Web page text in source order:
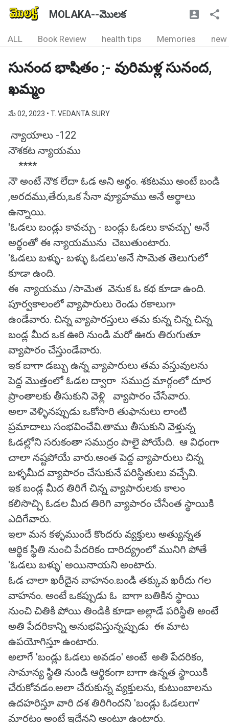
MOLAKA--మొలక
ALL Book Review health tips Memories new
సునంద భాషితం ;- వురిమళ్ల సునంద,
ఖమ్మం
మే 02, 2023 • T. VEDANTA SURY
న్యాయాలు -122
నౌశకట న్యాయము
****
నౌ అంటే నౌక లేదా ఓడ అని అర్థం. శకటము అంటే బండి
,అరదము,తేరు,ఒక సేనా వ్యూహము అనే అర్థాలు
ఉన్నాయి.
'ఓడలు బండ్లు కావచ్చు - బండ్లు ఓడలు కావచ్చు' అనే
అర్థంతో ఈ న్యాయమును చెబుతుంటారు.
'ఓడలు బళ్ళు- బళ్ళు ఓడలు'అనే సామెత తెలుగులో
కూడా ఉంది.
ఈ న్యాయము /సామెత వెనుక ఓ కథ కూడా ఉంది.
పూర్వకాలంలో వ్యాపారులు రెండు రకాలుగా
ఉండేవారు. చిన్న వ్యాపారస్తులు తమ కున్న చిన్న చిన్న
బండ్ల మీద ఒక ఊరి నుండి మరో ఊరు తిరుగుతూ
వ్యాపారం చేస్తుండేవారు.
ఇక బాగా డబ్బు ఉన్న వ్యాపారులు తమ వస్తువులను
పెద్ద మొత్తంలో ఓడల ద్వారా సముద్ర మార్గంలో దూర
ప్రాంతాలకు తీసుకుని వెళ్లి వ్యాపారం చేసేవారు.
అలా వెళ్ళినప్పుడు ఒకోసారి తుఫానులు లాంటి
ప్రమాదాలు సంభవించేవి.తాము తీసుకుని వెళ్తున్న
ఓడల్లోని సరుకంతా సముద్రం పాలై పోయేది. ఆ విధంగా
చాలా నష్టపోయే వారు.అంత పెద్ద వ్యాపారులు చిన్న
బళ్ళమీద వ్యాపారం చేసుకునే పరిస్థితులు వచ్చేవి.
ఇక బండ్ల మీద తిరిగే చిన్న వ్యాపారులకు కాలం
కలిసొచ్చి ఓడల మీద తిరిగి వ్యాపారం చేసేంత స్థాయికి
ఎదిగేవారు.
ఇలా మన కళ్ళముందే కొందరు వ్యక్తులు అత్యున్నత
ఆర్థిక స్థితి నుంచి పేదరికం దారిద్య్రంలో మునిగి పోతే
'ఓడలు బళ్ళు' అయినాయని అంటారు.
ఓడ చాలా ఖరీదైన వాహనం.బండి తక్కువ ఖరీదు గల
వాహనం. అంటే ఒకప్పుడు ఓ బాగా బతికిన స్థాయి
నుంచి చితికి పోయి తిండికి కూడా అల్లాడే పరిస్థితి అంటే
అతి పేదరికాన్ని అనుభవిస్తున్నప్పుడు ఈ మాట
ఉపయోగిస్తూ ఉంటారు.
అలాగే 'బండ్లు ఓడలు అవడం' అంటే అతి పేదరికం,
సామాన్య స్థితి నుండి ఆర్థికంగా బాగా ఉన్నత స్థాయికి
చేరుకోవడం.అలా చేరుకున్న వ్యక్తులను, కుటుంబాలను
ఉదహరిస్తూ వారి దశ తిరిగిందని 'బండ్లు ఓడలుగా'
మారటం అంటే ఇదేనని అంటూ ఉంటారు.